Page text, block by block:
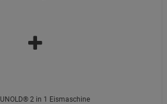
UNOLD® 2 in 1 Eismaschine